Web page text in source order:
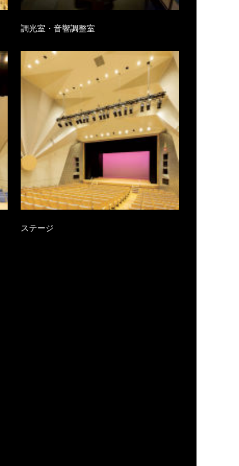
調光室・音響調整室
ステージ